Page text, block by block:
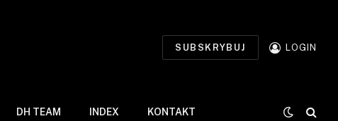
SUBSKRYBUJ LOGIN
DH TEAM INDEX KONTAKT